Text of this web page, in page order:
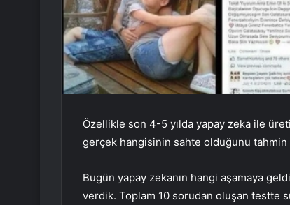
Özellikle son 4-5 yılda yapay zeka ile
gerçek hangisinin sahte olduğunu
Bugün yapay zekanın hangi aşamaya
verdik. Toplam 10 sorudan oluşan testte